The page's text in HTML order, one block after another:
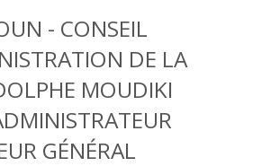
- CONSEIL
DE LA
MOUDIKI
GÉNÉRAL